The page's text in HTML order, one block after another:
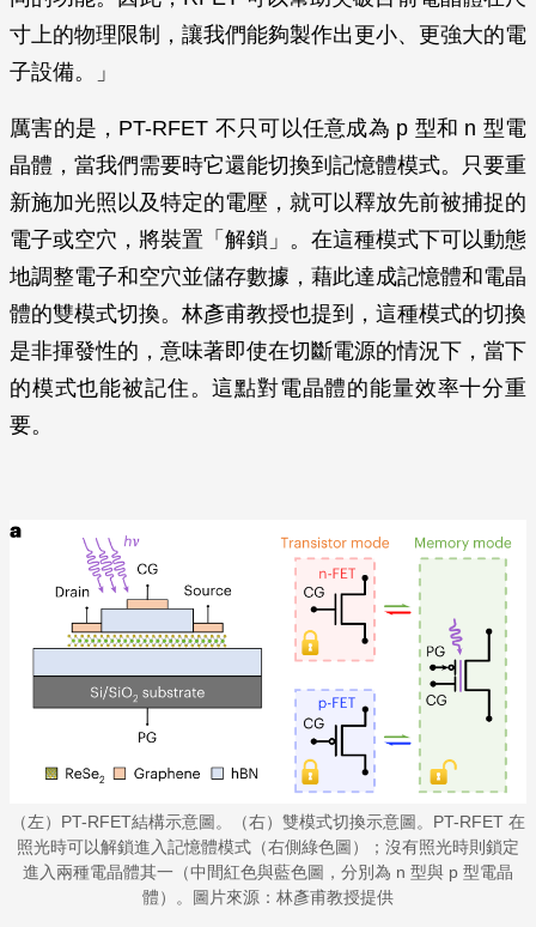
寸上的物理限制，讓我們能夠製作出更小、更強大的電
子設備。」
厲害的是，PT-RFET 不只可以任意成為 p 型和 n 型電
晶體，當我們需要時它還能切換到記憶體模式。只要重
新施加光照以及特定的電壓，就可以釋放先前被捕捉的
電子或空穴，將裝置「解鎖」。在這種模式下可以動態
地調整電子和空穴並儲存數據，藉此達成記憶體和電晶
體的雙模式切換。林彥甫教授也提到，這種模式的切換
是非揮發性的，意味著即使在切斷電源的情況下，當下
的模式也能被記住。這點對電晶體的能量效率十分重
要。
（左）PT-RFET結構示意圖。（右）雙模式切換示意圖。PT-RFET 在
照光時可以解鎖進入記憶體模式（右側綠色圖）；沒有照光時則鎖定
進入兩種電晶體其一（中間紅色與藍色圖，分別為 n 型與 p 型電晶
體）。圖片來源：林彥甫教授提供